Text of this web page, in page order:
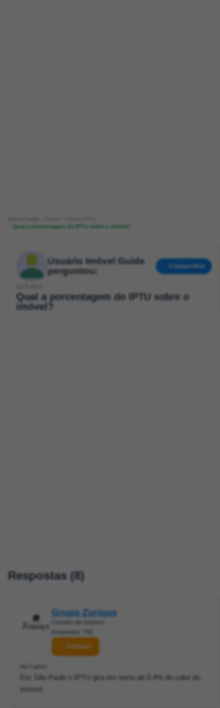
Qual a porcentagem do IPTU sobre o imóvel?
Usuário Imóvel Guide
perguntou:
Compartilhar
Qual a porcentagem do IPTU sobre o
imóvel?
Respostas (8)
Grupo Zurique
Contatar
Em São Paulo o IPTU gira em torno de 0,4% do valor do
Imóvel.